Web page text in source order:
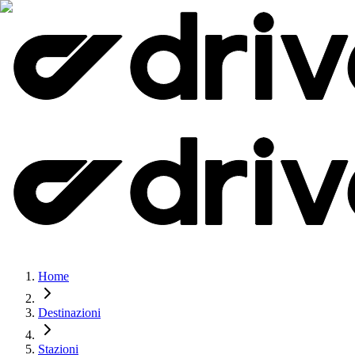
Home
Destinazioni
Stazioni